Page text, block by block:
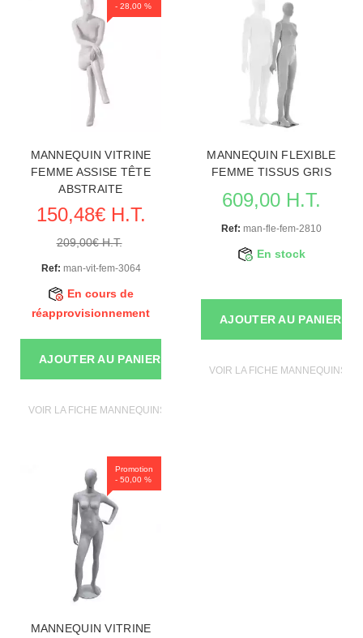
- 28,00 %
MANNEQUIN VITRINE
FEMME ASSISE TÊTE
ABSTRAITE
150,48€ H.T.
209,00€ H.T.
Ref: man-vit-fem-3064
En cours de
réapprovisionnement
AJOUTER AU PANIER
VOIR LA FICHE MANNEQUINS VITRINE
MANNEQUIN FLEXIBLE
FEMME TISSUS GRIS
609,00 H.T.
Ref: man-fle-fem-2810
En stock
AJOUTER AU PANIER
VOIR LA FICHE MANNEQUINS
Promotion
- 50,00 %
MANNEQUIN VITRINE